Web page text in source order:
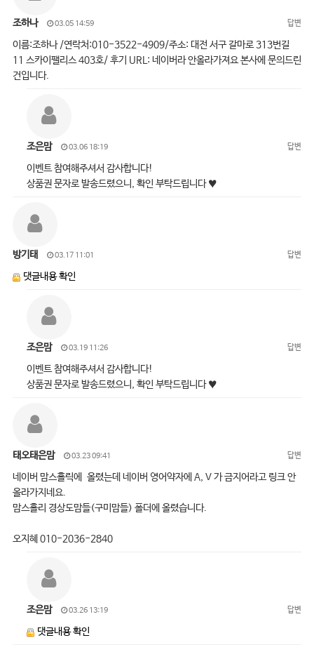
조하나 03.05 14:59 답변
이름:조하나 /연락처:010-3522-4909/주소: 대전 서구 갈마로 313번길
11 스카이팰리스 403호/ 후기 URL: 네이버라 안올라가져요 본사에 문의드린
건입니다.
조은맘 03.06 18:19 답변
이벤트 참여해주셔서 감사합니다!
상품권 문자로 발송드렸으니, 확인 부탁드립니다 ♥
방기태 03.17 11:01 답변
댓글내용 확인
조은맘 03.19 11:26 답변
이벤트 참여해주셔서 감사합니다!
상품권 문자로 발송드렸으니, 확인 부탁드립니다 ♥
태오태은맘 03.23 09:41 답변
네이버 맘스홀릭에 올렸는데 네이버 영어약자에 A, V 가 금지어라고 링크 안
올라가지네요.
맘스홀리 경상도맘들(구미맘들) 폴더에 올렸습니다.
오지혜 010-2036-2840
조은맘 03.26 13:19 답변
댓글내용 확인